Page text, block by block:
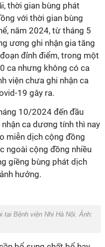
thời gian bùng phát
với thời gian bùng
năm 2024, từ tháng 5
ương ghi nhận gia tăng
đỉnh điểm, trong một
ca nhưng không có ca
viện chưa ghi nhận ca
19 gây ra.
10/2024 đến đầu
ca dương tính thì nay
miễn dịch cộng đồng
ngoài cộng đồng nhiều
giềng bùng phát dịch
hưởng.
tại Bệnh viện Nhi Hà Nội. Ảnh: